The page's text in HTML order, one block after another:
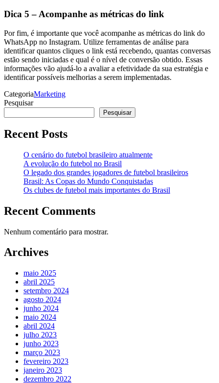
Dica 5 – Acompanhe as métricas do link
Por fim, é importante que você acompanhe as métricas do link do
WhatsApp no Instagram. Utilize ferramentas de análise para
identificar quantos cliques o link está recebendo, quantas conversas
estão sendo iniciadas e qual é o nível de conversão obtido. Essas
informações vão ajudá-lo a avaliar a efetividade da sua estratégia e
identificar possíveis melhorias a serem implementadas.
CategoriaMarketing
Pesquisar
Pesquisar
Recent Posts
O cenário do futebol brasileiro atualmente
A evolução do futebol no Brasil
O legado dos grandes jogadores de futebol brasileiros
Brasil: As Copas do Mundo Conquistadas
Os clubes de futebol mais importantes do Brasil
Recent Comments
Nenhum comentário para mostrar.
Archives
maio 2025
abril 2025
setembro 2024
agosto 2024
junho 2024
maio 2024
abril 2024
julho 2023
junho 2023
março 2023
fevereiro 2023
janeiro 2023
dezembro 2022